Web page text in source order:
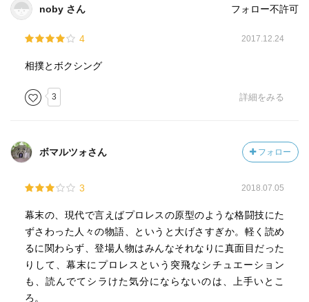
noby さん フォロー不許可
4 2017.12.24
相撲とボクシング
3 詳細をみる
ボマルツォさん フォロー
3 2018.07.05
幕末の、現代で言えばプロレスの原型のような格闘技にた
ずさわった人々の物語、というと大げさすぎか。軽く読め
るに関わらず、登場人物はみんなそれなりに真面目だった
りして、幕末にプロレスという突飛なシチュエーション
も、読んでてシラけた気分にならないのは、上手いとこ
ろ。